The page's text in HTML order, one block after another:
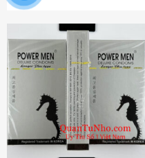
này
có
nhiều
biến
thể.
Các
tùy
chọn
có